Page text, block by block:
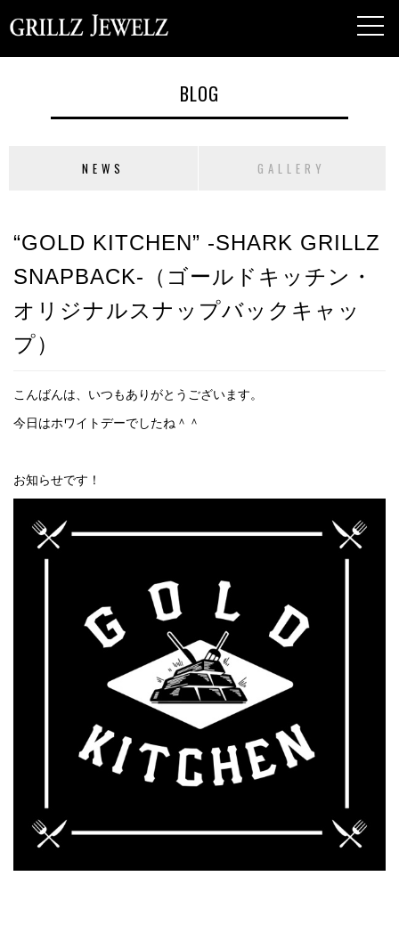
BLOG
NEWS GALLERY
“GOLD KITCHEN” -SHARK GRILLZ
SNAPBACK-（ゴールドキッチン・
オリジナルスナップバックキャッ
プ）
こんばんは、いつもありがとうございます。
今日はホワイトデーでしたね＾＾
お知らせです！